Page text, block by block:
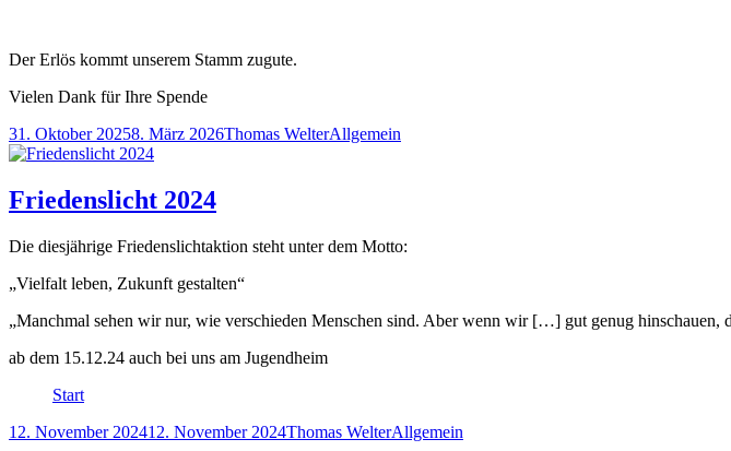
Der Erlös kommt unserem Stamm zugute.
Vielen Dank für Ihre Spende
Veröffentlicht
am
31. Oktober 20258. März 2026Autor
Thomas WelterKategorien
Allgemein
Friedenslicht 2024
Die diesjährige Friedenslichtaktion steht unter dem Motto:
„Vielfalt leben, Zukunft gestalten“
„Manchmal sehen wir nur, wie verschieden Menschen sind. Aber wenn wir […] gut genug
ab dem 15.12.24 auch bei uns am Jugendheim
Start
Veröffentlicht
12. November 202412. November 2024Autor
Thomas WelterKategorien
Allgemein